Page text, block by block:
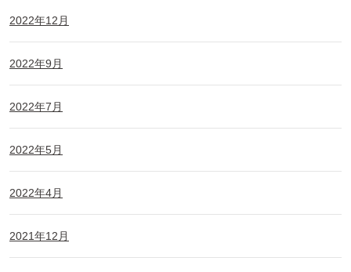
2022年12月
2022年9月
2022年7月
2022年5月
2022年4月
2021年12月